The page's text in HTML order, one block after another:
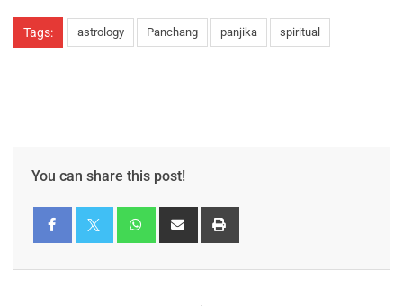
Tags: astrology Panchang panjika spiritual
You can share this post!